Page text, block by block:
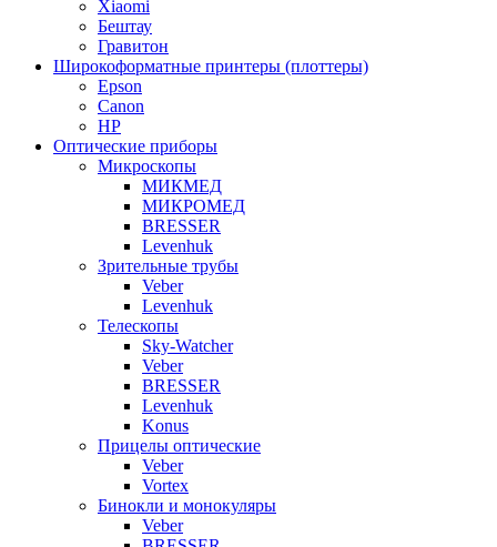
Xiaomi
Бештау
Гравитон
Широкоформатные принтеры (плоттеры)
Epson
Canon
HP
Оптические приборы
Микроскопы
МИКМЕД
МИКРОМЕД
BRESSER
Levenhuk
Зрительные трубы
Veber
Levenhuk
Телескопы
Sky-Watcher
Veber
BRESSER
Levenhuk
Konus
Прицелы оптические
Veber
Vortex
Бинокли и монокуляры
Veber